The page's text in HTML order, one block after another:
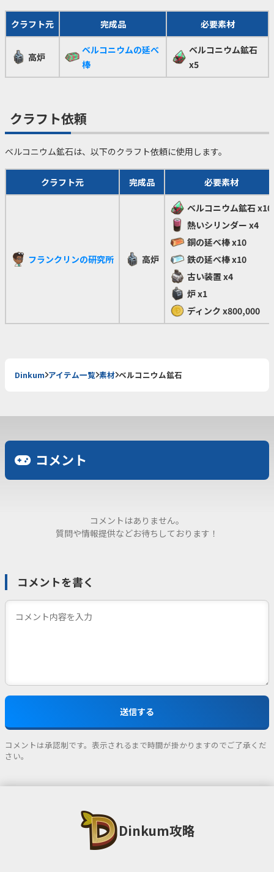
Dinkum攻略
クラフト元 完成品 必要素材
高炉
ベルコニウムの延べ
棒
ベルコニウム鉱石
x5
クラフト依頼
ベルコニウム鉱石は、以下のクラフト依頼に使用します。
クラフト元 完成品 必要素材
フランクリンの研究所 高炉
ベルコニウム鉱石x10
熱いシリンダー x4
銅の延べ棒x10
鉄の延べ棒x10
古い装置 x4
炉x1
ディンク x800,000
Dinkum アイテム一覧 素材 ベルコニウム鉱石
コメント
コメントはありません。
質問や情報提供などお待ちしております！
コメントを書く
コメントは承認制です。表示されるまで時間が掛かりますのでご了承くだ
さい。